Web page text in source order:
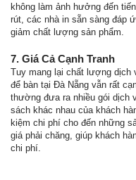
không làm ảnh hưởng đến
rút, các nhà in sẵn sàng đáp
giảm chất lượng sản phẩm.
7. Giá Cả Cạnh Tranh
Tuy mang lại chất lượng dịch
để bàn tại Đà Nẵng vẫn rất
thường đưa ra nhiều gói dịch
sách khác nhau của khách
kiệm chi phí cho đến những
giá phải chăng, giúp khách
chi phí.